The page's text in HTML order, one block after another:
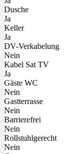
Dusche
Ja
Keller
Ja
DV-Verkabelung
Nein
Kabel Sat TV
Ja
Gäste WC
Nein
Gastterrasse
Nein
Barrierefrei
Nein
Rollstuhlgerecht
Nein